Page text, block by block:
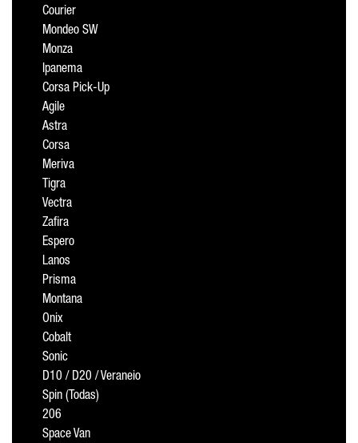
Courier
Mondeo SW
Monza
Ipanema
Corsa Pick-Up
Agile
Astra
Corsa
Meriva
Tigra
Vectra
Zafira
Espero
Lanos
Prisma
Montana
Onix
Cobalt
Sonic
D10 / D20 / Veraneio
Spin (Todas)
206
Space Van